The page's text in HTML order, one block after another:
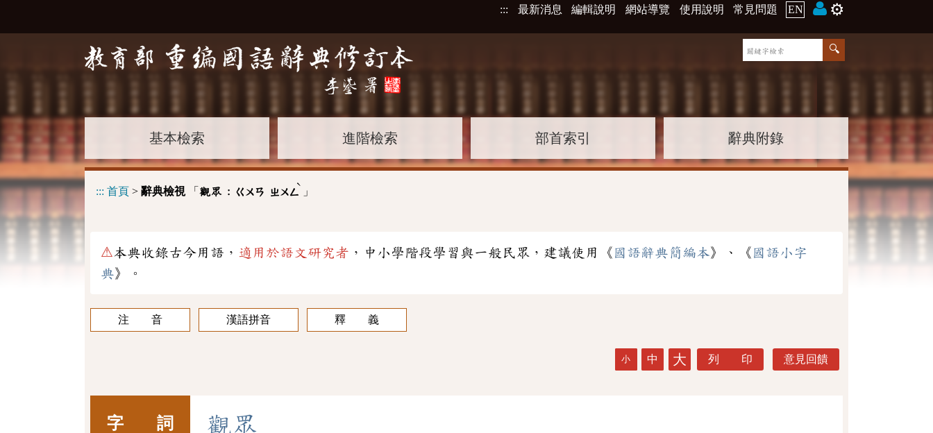
::: 最新消息 編輯說明 網站導覽 使用說明 常見問題 EN ⚙️
基本檢索 進階檢索 部首索引 辭典附錄
::: 首頁 > 辭典檢視「 觀眾 : ㄍㄨㄢ ㄓㄨㄥ
ˋ
」
⚠本典收錄古今用語， 適用於語文研究者 ，中小學階段學習與一般民眾，建議使用《 國語辭典簡編本》、《 國語小字
典》。
注 音 漢語拼音 釋 義
小 中 大 列 印 意見回饋
字 詞 觀眾